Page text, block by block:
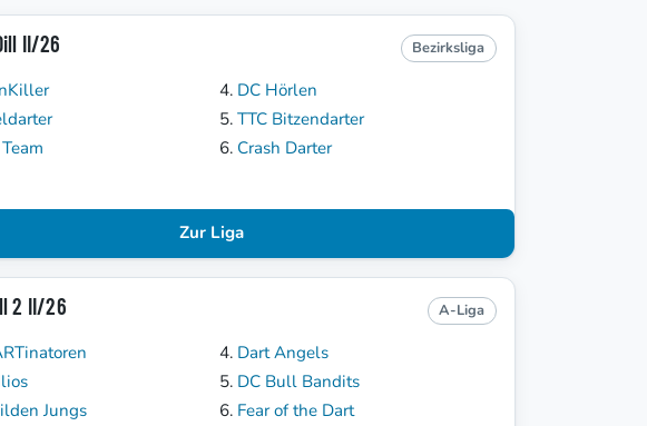
II/26 Bezirksliga
DC Hörlen
TTC Bitzendarter
Crash Darter
Zur Liga
2 II/26 A-Liga
Jungs
Dart Angels
DC Bull Bandits
Fear of the Dart